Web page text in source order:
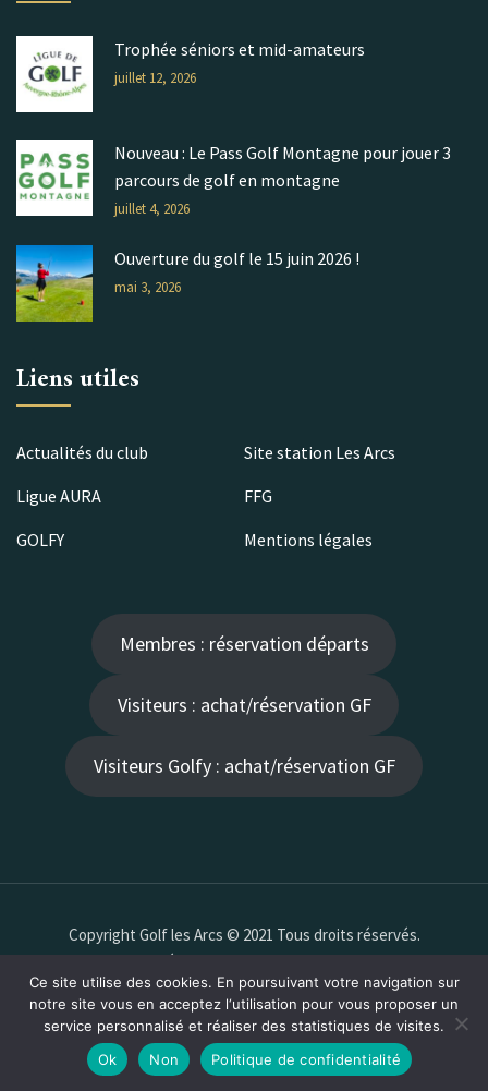
Trophée séniors et mid-amateurs
juillet 12, 2026
Nouveau : Le Pass Golf Montagne pour jouer 3
parcours de golf en montagne
juillet 4, 2026
Ouverture du golf le 15 juin 2026 !
mai 3, 2026
Liens utiles
Actualités du club
Site station Les Arcs
Ligue AURA
FFG
GOLFY
Mentions légales
Membres : réservation départs
Visiteurs : achat/réservation GF
Visiteurs Golfy : achat/réservation GF
Copyright Golf les Arcs © 2021 Tous droits réservés.
CréationvalSeban -Azimuts
Ce site utilise des cookies. En poursuivant votre navigation sur
notre site vous en acceptez l‘utilisation pour vous proposer un
service personnalisé et réaliser des statistiques de visites.
Ok
Non Politique de confidentialité